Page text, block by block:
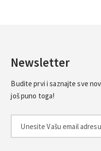
Newsletter
Budite prvi i saznajte sve
još puno toga!